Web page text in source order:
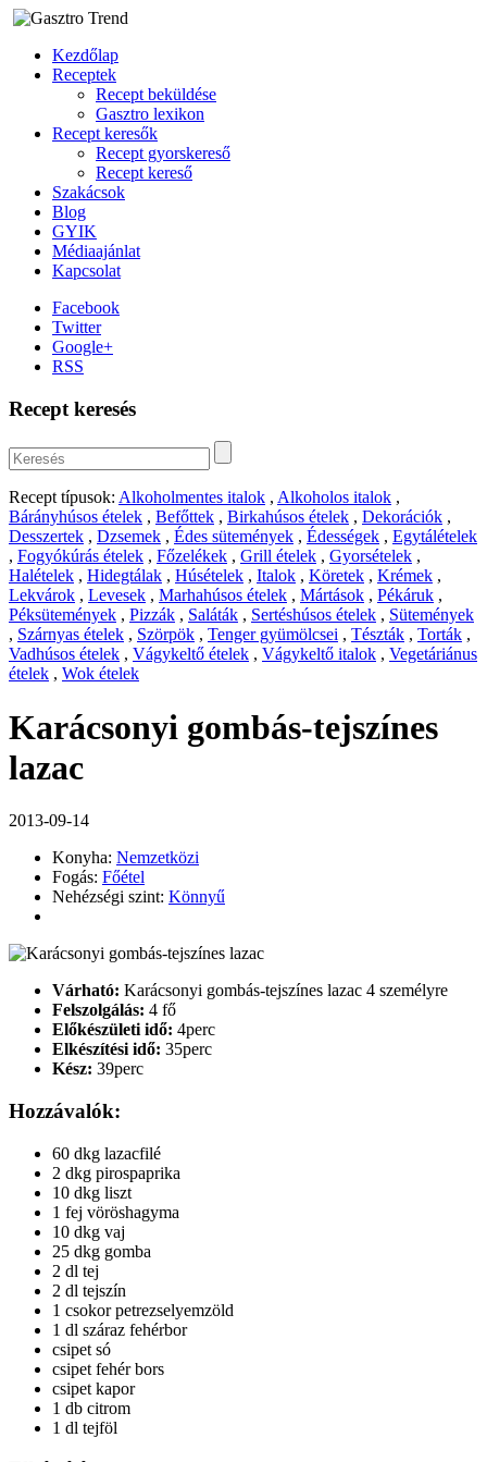
Kezdőlap
Receptek
Recept beküldése
Gasztro lexikon
Recept keresők
Recept gyorskereső
Recept kereső
Szakácsok
Blog
GYIK
Médiaajánlat
Kapcsolat
Facebook
Twitter
Google+
RSS
Recept keresés
Recept típusok: Alkoholmentes italok , Alkoholos italok ,
Bárányhúsos ételek , Befőttek , Birkahúsos ételek , Dekorációk ,
Desszertek , Dzsemek , Édes sütemények , Édességek , Egytálételek
, Fogyókúrás ételek , Főzelékek , Grill ételek , Gyorsételek ,
Halételek , Hidegtálak , Húsételek , Italok , Köretek , Krémek ,
Lekvárok , Levesek , Marhahúsos ételek , Mártások , Pékáruk ,
Péksütemények , Pizzák , Saláták , Sertéshúsos ételek , Sütemények
, Szárnyas ételek , Szörpök , Tenger gyümölcsei , Tészták , Torták ,
Vadhúsos ételek , Vágykeltő ételek , Vágykeltő italok , Vegetáriánus
ételek , Wok ételek
Karácsonyi gombás-tejszínes
lazac
2013-09-14
Konyha: Nemzetközi
Fogás: Főétel
Nehézségi szint: Könnyű
Várható: Karácsonyi gombás-tejszínes lazac 4 személyre
Felszolgálás: 4 fő
Előkészületi idő: 4perc
Elkészítési idő: 35perc
Kész: 39perc
Hozzávalók:
60 dkg lazacfilé
2 dkg pirospaprika
10 dkg liszt
1 fej vöröshagyma
10 dkg vaj
25 dkg gomba
2 dl tej
2 dl tejszín
1 csokor petrezselyemzöld
1 dl száraz fehérbor
csipet só
csipet fehér bors
csipet kapor
1 db citrom
1 dl tejföl